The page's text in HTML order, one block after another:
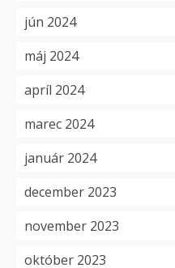
jún 2024
máj 2024
apríl 2024
marec 2024
január 2024
december 2023
november 2023
október 2023